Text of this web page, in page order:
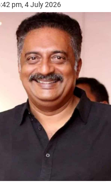
pm, 4 July 2026